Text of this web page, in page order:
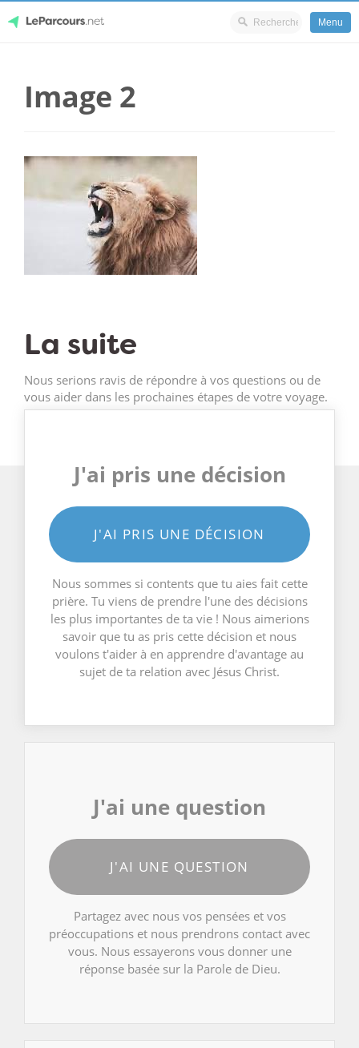
content
Menu
Image 2
La suite
Nous serions ravis de répondre à vos questions ou de
vous aider dans les prochaines étapes de votre voyage.
J'ai pris une décision
J'AI PRIS UNE DÉCISION
Nous sommes si contents que tu aies fait cette
prière. Tu viens de prendre l'une des décisions
les plus importantes de ta vie ! Nous aimerions
savoir que tu as pris cette décision et nous
voulons t'aider à en apprendre d'avantage au
sujet de ta relation avec Jésus Christ.
J'ai une question
J'AI UNE QUESTION
Partagez avec nous vos pensées et vos
préoccupations et nous prendrons contact avec
vous. Nous essayerons vous donner une
réponse basée sur la Parole de Dieu.